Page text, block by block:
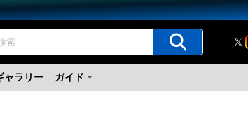
ャラリー ガイド